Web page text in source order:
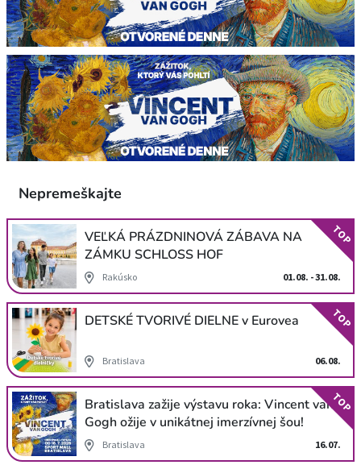
Nepremeškajte
VEĽKÁ PRÁZDNINOVÁ ZÁBAVA NA
ZÁMKU SCHLOSS HOF
Rakúsko 01.08. - 31.08.
TOP
DETSKÉ TVORIVÉ DIELNE v Eurovea
Bratislava 06.08.
TOP
Bratislava zažije výstavu roka: Vincent van
Gogh ožije v unikátnej imerzívnej šou!
Bratislava 16.07.
TOP